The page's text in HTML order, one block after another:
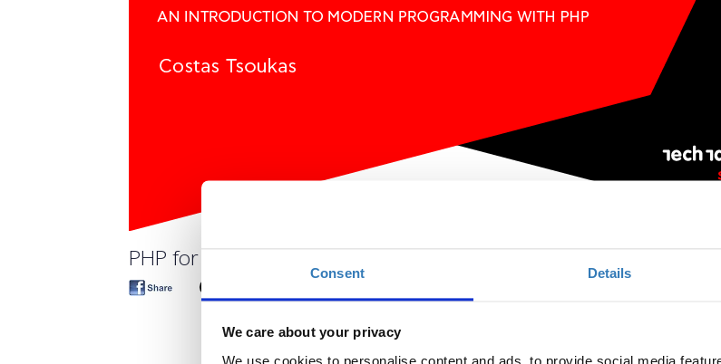
Consent Details
We care about your privacy
We use cookies to personalise content and ads, to provide social media
PHP for Beginners. An Introduction to Modern Programming